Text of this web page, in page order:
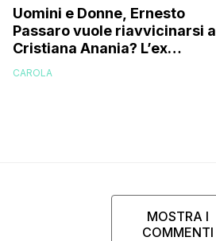
Uomini e Donne, Ernesto
Passaro vuole riavvicinarsi a
Cristiana Anania? L’ex
corteggiatore interviene e
CAROLA
MOSTRA I
COMMENTI